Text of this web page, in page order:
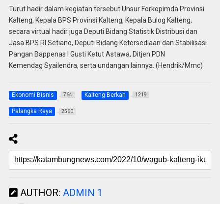
Turut hadir dalam kegiatan tersebut Unsur Forkopimda Provinsi
Kalteng, Kepala BPS Provinsi Kalteng, Kepala Bulog Kalteng,
secara virtual hadir juga Deputi Bidang Statistik Distribusi dan
Jasa BPS RI Setiano, Deputi Bidang Ketersediaan dan Stabilisasi
Pangan Bappenas I Gusti Ketut Astawa, Ditjen PDN
Kemendag Syailendra, serta undangan lainnya. (Hendrik/Mmc)
Ekonomi Bisnis 764 Kalteng Berkah 1219
Palangka Raya 2560
AUTHOR: ADMIN 1